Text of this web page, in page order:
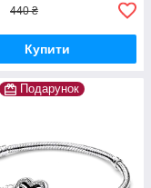
440 ₴
Купити
Подарунок